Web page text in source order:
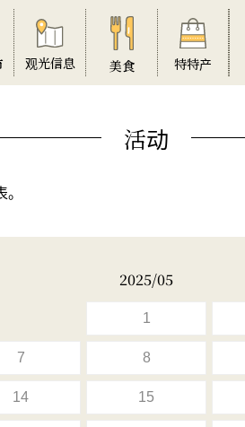
观光信息 美食 特特产
活动
2025/05
1
7 8
14 15